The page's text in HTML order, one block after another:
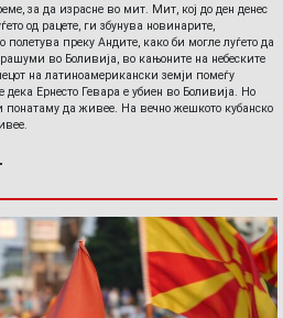
за да израсне во мит. Мит, кој до ден денес
од рацете, ги збунува новинарите,
преку Андите, како би могле луѓето да
во Боливија, во кањоните на небеските
на латиноамерикански земји помеѓу
Ернесто Гевара е убиен во Боливија. Но
понатаму да живее. На вечно жешкото кубанско